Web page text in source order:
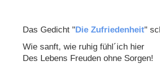
Das Gedicht "Die Zufriedenheit"
Wie sanft, wie ruhig fühl´ich hier
Des Lebens Freuden ohne Sorgen!